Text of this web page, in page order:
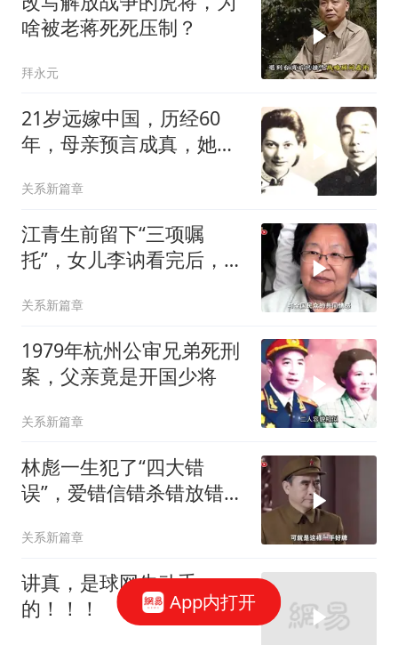
啥被老蒋死死压制？
拜永元
21岁远嫁中国，历经60
年，母亲预言成真，她坦
关系新篇章
江青生前留下“三项嘱
托”，女儿李讷看完后，全
关系新篇章
1979年杭州公审兄弟死刑
案，父亲竟是开国少将
关系新篇章
林彪一生犯了“四大错
误”，爱错信错杀错放错，
关系新篇章
讲真，是球网先动手
的！！！
App内打开